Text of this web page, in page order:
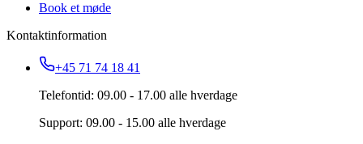
Book et møde
Kontaktinformation
+45 71 74 18 41
Telefontid: 09.00 - 17.00 alle hverdage
Support: 09.00 - 15.00 alle hverdage